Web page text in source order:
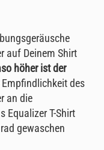
auf Deinem Shirt
höher ist der
Empfindlichkeit des
an die
Equalizer T-Shirt
gewaschen